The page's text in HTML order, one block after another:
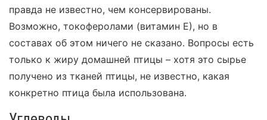
правда не известно, чем консервированы.
Возможно, токоферолами (витамин Е), но в
составах об этом ничего не сказано. Вопросы есть
только к жиру домашней птицы – хотя это сырье
получено из тканей птицы, не известно, какая
конкретно птица была использована.